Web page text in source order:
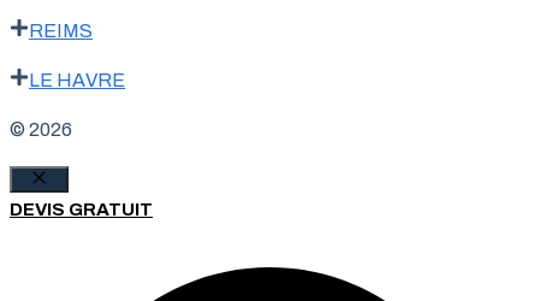
REIMS
LE HAVRE
© 2026
Fermer
DEVIS GRATUIT